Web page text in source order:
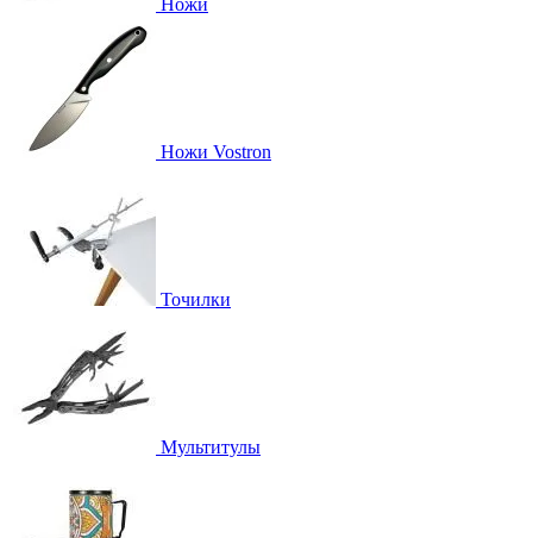
Ножи
Ножи Vostron
Точилки
Мультитулы